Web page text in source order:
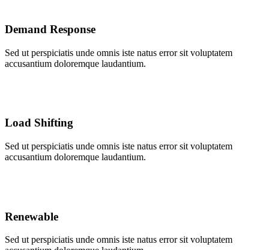
Demand Response
Sed ut perspiciatis unde omnis iste natus error sit voluptatem
accusantium doloremque laudantium.
Load Shifting
Sed ut perspiciatis unde omnis iste natus error sit voluptatem
accusantium doloremque laudantium.
Renewable
Sed ut perspiciatis unde omnis iste natus error sit voluptatem